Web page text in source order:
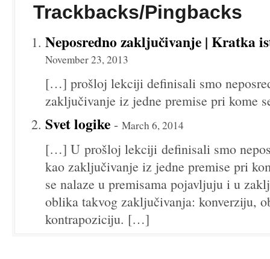
Trackbacks/Pingbacks
Neposredno zaključivanje | Kratka
November 23, 2013
[…] prošloj lekciji definisali smo
zaključivanje iz jedne premise pri kome
Svet logike - March 6, 2014
[…] U prošloj lekciji definisali smo
kao zaključivanje iz jedne premise pri
se nalaze u premisama pojavljuju i u
oblika takvog zaključivanja: konverziju,
kontrapoziciju. […]